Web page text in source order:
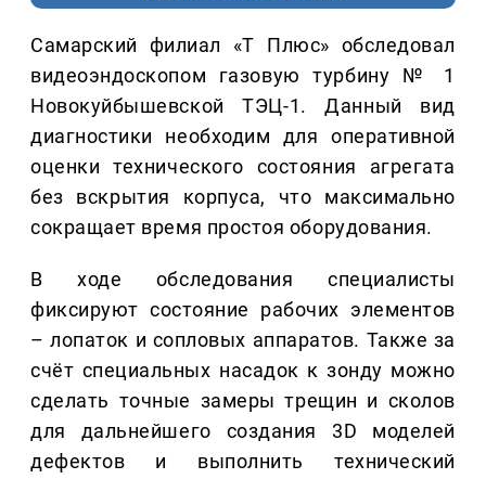
Самарский филиал «Т Плюс» обследовал
видеоэндоскопом газовую турбину № 1
Новокуйбышевской ТЭЦ-1. Данный вид
диагностики необходим для оперативной
оценки технического состояния агрегата
без вскрытия корпуса, что максимально
сокращает время простоя оборудования.
В ходе обследования специалисты
фиксируют состояние рабочих элементов
– лопаток и сопловых аппаратов. Также за
счёт специальных насадок к зонду можно
сделать точные замеры трещин и сколов
для дальнейшего создания 3D моделей
дефектов и выполнить технический